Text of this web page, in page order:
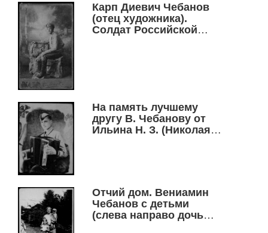
Пихтовая, 1969 г.
Карп Диевич Чебанов
(отец художника).
Солдат Российской
На память лучшему
другу В. Чебанову от
Ильина Н. З. (Николая
военно-пехотного
училища. 25.08.1943 г.
Отчий дом. Вениамин
Чебанов с детьми
(слева направо дочь